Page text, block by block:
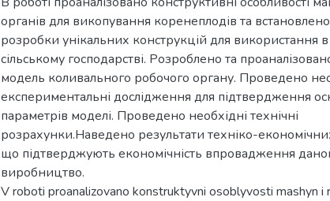
органів для викопування коренеплодів та
розробки унікальних конструкцій для використання
сільському господарстві. Розроблено та
модель коливального робочого органу. Проведено
експериментальні дослідження для підтвердження
параметрів моделі. Проведено необхідні технічні
розрахунки.Наведено результати техніко-
що підтверджують економічність впровадження
виробництво.
V roboti proanalizovano konstruktyvni osoblyvosti mashyn i